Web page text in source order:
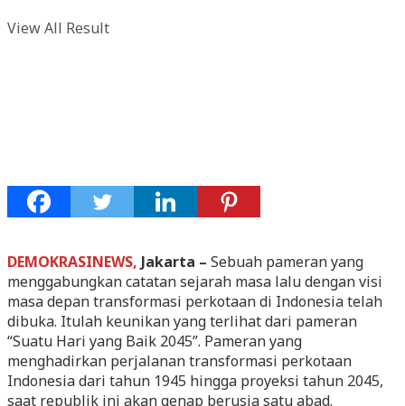
View All Result
DEMOKRASINEWS, Jakarta – Sebuah pameran yang
menggabungkan catatan sejarah masa lalu dengan visi
masa depan transformasi perkotaan di Indonesia telah
dibuka. Itulah keunikan yang terlihat dari pameran
“Suatu Hari yang Baik 2045”. Pameran yang
menghadirkan perjalanan transformasi perkotaan
Indonesia dari tahun 1945 hingga proyeksi tahun 2045,
saat republik ini akan genap berusia satu abad.